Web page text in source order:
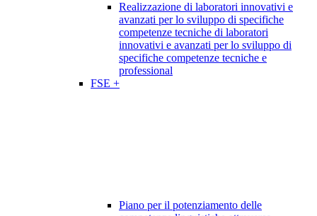
Realizzazione di laboratori innovativi e
avanzati per lo sviluppo di specifiche
competenze tecniche di laboratori
innovativi e avanzati per lo sviluppo di
specifiche competenze tecniche e
professional
FSE +
Piano per il potenziamento delle